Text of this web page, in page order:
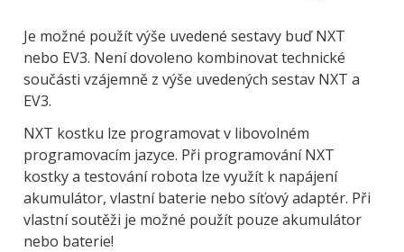
Je možné použít výše uvedené sestavy buď NXT
nebo EV3. Není dovoleno kombinovat technické
součásti vzájemně z výše uvedených sestav NXT a
EV3.
NXT kostku lze programovat v libovolném
programovacím jazyce. Při programování NXT
kostky a testování robota lze využít k napájení
akumulátor, vlastní baterie nebo síťový adaptér. Při
vlastní soutěži je možné použít pouze akumulátor
nebo baterie!